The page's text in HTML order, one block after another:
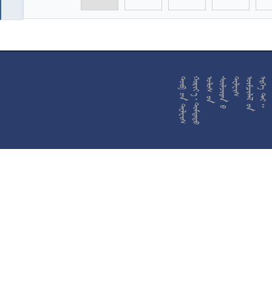










































































































